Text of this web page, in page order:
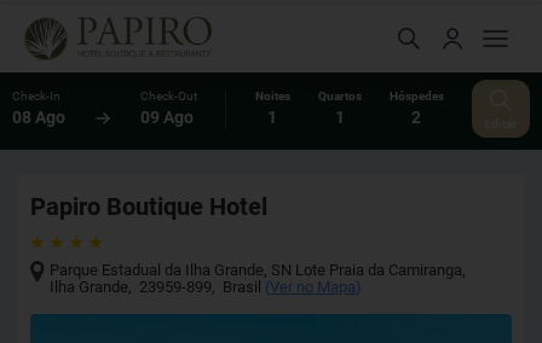
Check-In
08 Ago
Check-Out
09 Ago
Noites
1
Quartos
1
Hóspedes
2
Papiro Boutique Hotel
Parque Estadual da Ilha Grande, SN Lote Praia da Camiranga,
Ilha Grande, 23959-899, Brasil (Ver no Mapa)